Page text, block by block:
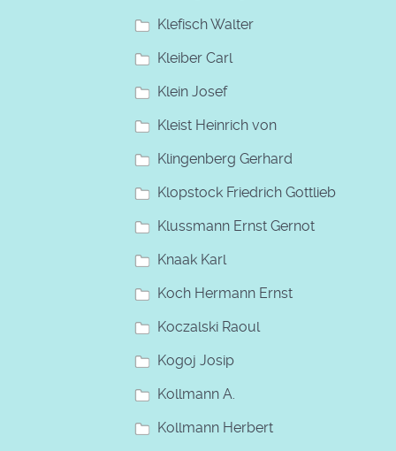
Klefisch Walter
Kleiber Carl
Klein Josef
Kleist Heinrich von
Klingenberg Gerhard
Klopstock Friedrich Gottlieb
Klussmann Ernst Gernot
Knaak Karl
Koch Hermann Ernst
Koczalski Raoul
Kogoj Josip
Kollmann A.
Kollmann Herbert